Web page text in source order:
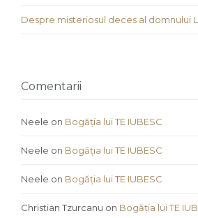
Despre misteriosul deces al domnului
Comentarii
Neele on Bogăția lui TE IUBESC
Neele on Bogăția lui TE IUBESC
Neele on Bogăția lui TE IUBESC
Christian Tzurcanu on Bogăția lui TE